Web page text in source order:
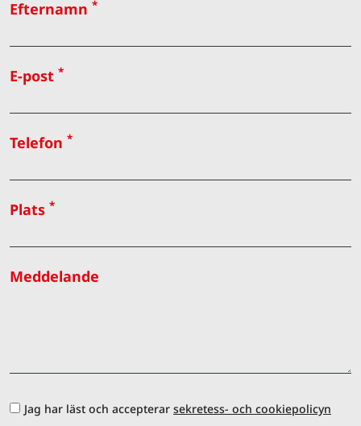
Efternamn *
E-post *
Telefon *
Plats *
Meddelande
Jag har läst och accepterar sekretess- och cookiepolicyn